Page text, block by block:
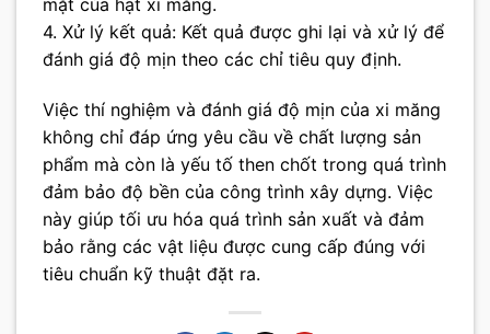
mặt của hạt xi măng.
4. Xử lý kết quả: Kết quả được ghi lại và xử lý để
đánh giá độ mịn theo các chỉ tiêu quy định.
Việc thí nghiệm và đánh giá độ mịn của xi măng
không chỉ đáp ứng yêu cầu về chất lượng sản
phẩm mà còn là yếu tố then chốt trong quá trình
đảm bảo độ bền của công trình xây dựng. Việc
này giúp tối ưu hóa quá trình sản xuất và đảm
bảo rằng các vật liệu được cung cấp đúng với
tiêu chuẩn kỹ thuật đặt ra.